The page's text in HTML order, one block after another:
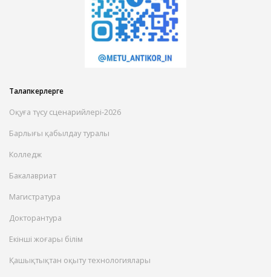
Талапкерлерге
Оқуға түсу сценарийлері-2026
Барлығы қабылдау туралы
Колледж
Бакалавриат
Магистратура
Докторантура
Екінші жоғары білім
Қашықтықтан оқыту технологиялары